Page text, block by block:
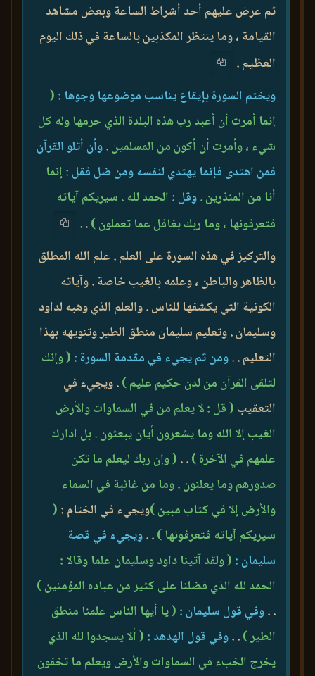
ثم عرض عليهم أحد أشراط الساعة وبعض مشاهد
القيامة ، وما ينتظر المكذبين بالساعة في ذلك اليوم
العظيم .
ويختم السورة بإيقاع يناسب موضوعها وجوها : (
إنما أمرت أن أعبد رب هذه البلدة الذي حرمها وله كل
شيء ، وأمرت أن أكون من المسلمين .وأن أتلو القرآن
فمن اهتدى فإنما يهتدي لنفسه ومن ضل فقل :إنما
أنا من المنذرين .وقل : الحمد لله . سيريكم آياته
فتعرفونها ، وما ربك بغافل عما تعملون ). .
والتركيز في هذه السورة على العلم . علم الله المطلق
بالظاهر والباطن ، وعلمه بالغيب خاصة . وآياته
الكونية التي يكشفها للناس . والعلم الذي وهبه لداود
وسليمان . وتعليم سليمان منطق الطير وتنويهه بهذا
التعليم . .ومن ثم يجيء في مقدمة السورة : ( وإنك
لتلقى القرآن من لدن حكيم عليم ). ويجيء في
التعقيب ( قل : لا يعلم من في السماوات والأرض
الغيب إلا الله وما يشعرون أيان يبعثون . بل ادارك
علمهم في الآخرة ). . ( وإن ربك ليعلم ما تكن
صدورهم وما يعلنون . وما من غائبة في السماء
والأرض إلا في كتاب مبين )ويجيء في الختام : (
سيريكم آياته فتعرفونها ). .ويجيء في قصة
سليمان : ( ولقد آتينا داود وسليمان علما وقالا :
الحمد لله الذي فضلنا على كثير من عباده المؤمنين )
. .وفي قول سليمان : ( يا أيها الناس علمنا منطق
الطير ). .وفي قول الهدهد : ( ألا يسجدوا لله الذي
يخرج الخبء في السماوات والأرض ويعلم ما تخفون